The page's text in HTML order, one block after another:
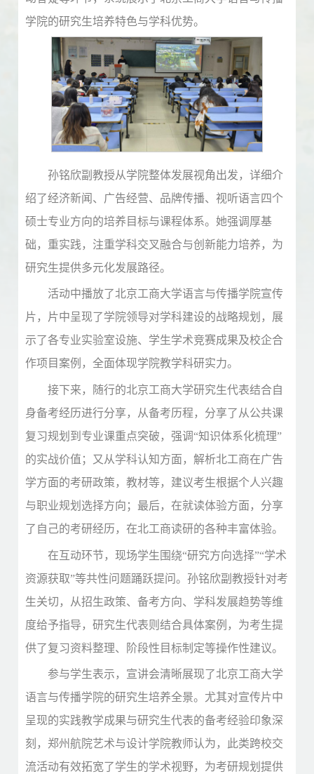
学院的研究生培养特色与学科优势。
孙铭欣副教授从学院整体发展视角出发，详细介
绍了经济新闻、广告经营、品牌传播、视听语言四个
硕士专业方向的培养目标与课程体系。她强调厚基
础，重实践，注重学科交叉融合与创新能力培养，为
研究生提供多元化发展路径。
活动中播放了北京工商大学语言与传播学院宣传
片，片中呈现了学院领导对学科建设的战略规划，展
示了各专业实验室设施、学生学术竞赛成果及校企合
作项目案例，全面体现学院教学科研实力。
接下来，随行的北京工商大学研究生代表结合自
身备考经历进行分享，从备考历程，分享了从公共课
复习规划到专业课重点突破，强调“知识体系化梳理”
的实战价值；又从学科认知方面，解析北工商在广告
学方面的考研政策，教材等，建议考生根据个人兴趣
与职业规划选择方向；最后，在就读体验方面，分享
了自己的考研经历，在北工商读研的各种丰富体验。
在互动环节，现场学生围绕“研究方向选择”“学术
资源获取”等共性问题踊跃提问。孙铭欣副教授针对考
生关切，从招生政策、备考方向、学科发展趋势等维
度给予指导，研究生代表则结合具体案例，为考生提
供了复习资料整理、阶段性目标制定等操作性建议。
参与学生表示，宣讲会清晰展现了北京工商大学
语言与传播学院的研究生培养全景。尤其对宣传片中
呈现的实践教学成果与研究生代表的备考经验印象深
刻，郑州航院艺术与设计学院教师认为，此类跨校交
流活动有效拓宽了学生的学术视野，为考研规划提供